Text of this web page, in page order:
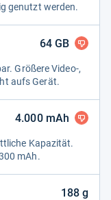
genutzt wer­den.
64GB
Grö­ßere Video-​,
aufs Gerät.
4.000mAh
Kapa­zi­tät.
mAh.
188g